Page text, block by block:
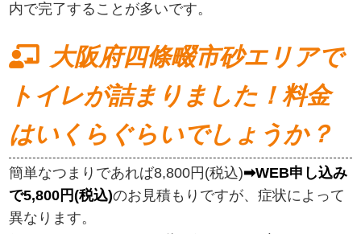
内で完了することが多いです。
大阪府四條畷市砂エリアで
トイレが詰まりました！料金
はいくらぐらいでしょうか？
簡単なつまりであれば8,800円(税込)➡WEB申し込み
で5,800円(税込)のお見積もりですが、症状によって
異なります。